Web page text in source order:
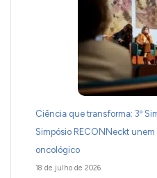
Ciência que transforma: 3º
Simpósio RECONNeckt
oncológico
18 de julho de 2026